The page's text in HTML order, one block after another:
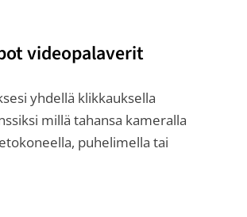
videopalaverit
yhdellä klikkauksella
millä tahansa kameralla
puhelimella tai